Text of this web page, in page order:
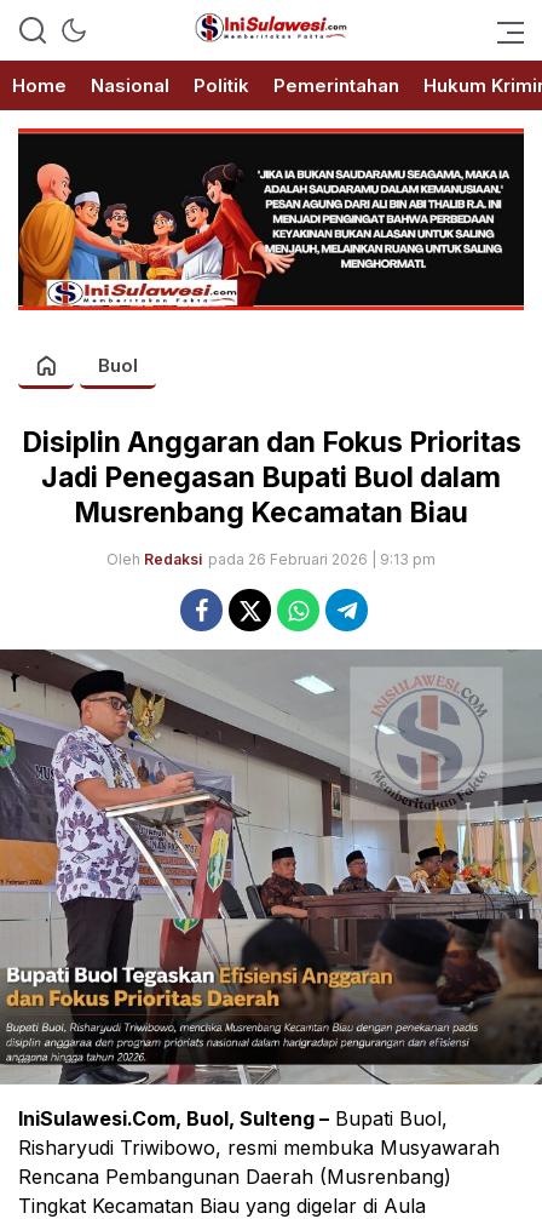
IniSulawesi.com
Memberitakan Fakta
Home
Nasional Politik Pemerintahan Hukum
Buol
Disiplin Anggaran dan Fokus Prioritas
Jadi Penegasan Bupati Buol dalam
Musrenbang Kecamatan Biau
Oleh Redaksi pada 26 Februari 2026 | 9:13 pm
IniSulawesi.Com, Buol, Sulteng – Bupati Buol,
Risharyudi Triwibowo, resmi membuka Musyawarah
Rencana Pembangunan Daerah (Musrenbang)
Tingkat Kecamatan Biau yang digelar di Aula